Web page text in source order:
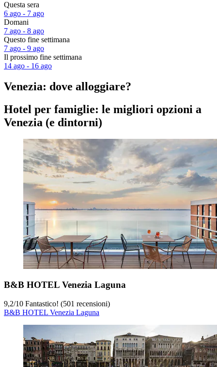
Questa sera
6 ago - 7 ago
Domani
7 ago - 8 ago
Questo fine settimana
7 ago - 9 ago
Il prossimo fine settimana
14 ago - 16 ago
Venezia: dove alloggiare?
Hotel per famiglie: le migliori opzioni a
Venezia (e dintorni)
B&B HOTEL Venezia Laguna
9,2/10 Fantastico! (501 recensioni)
B&B HOTEL Venezia Laguna